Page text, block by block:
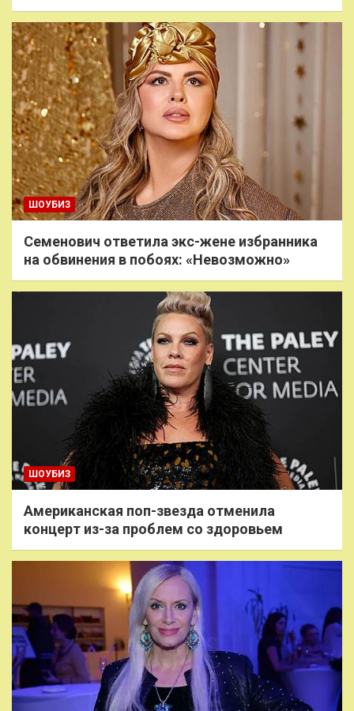
ШОУБИЗ
Семенович ответила экс-жене избранника
на обвинения в побоях: «Невозможно»
ШОУБИЗ
Американская поп-звезда отменила
концерт из-за проблем со здоровьем